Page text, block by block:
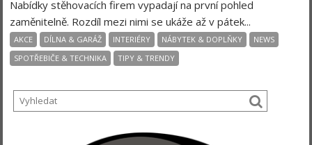
Nabídky stěhovacích firem vypadají na první pohled
zaměnitelně. Rozdíl mezi nimi se ukáže až v pátek...
AKCE DÍLNA & GARÁŽ INTERIÉRY NÁBYTEK & DOPLŇKY
NEWS
SPOTŘEBIČE & TECHNIKA
TIPY & TRENDY